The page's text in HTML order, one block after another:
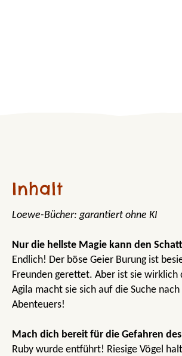
Inhalt
Loewe-Bücher: garantiert ohne KI
Nur die hellste Magie kann den
Endlich! Der böse Geier Burung ist
Freunden gerettet. Aber ist sie
Agila macht sie sich auf die Suche
Abenteuers!
Mach dich bereit für die Gefahren
Ruby wurde entführt! Riesige Vögel